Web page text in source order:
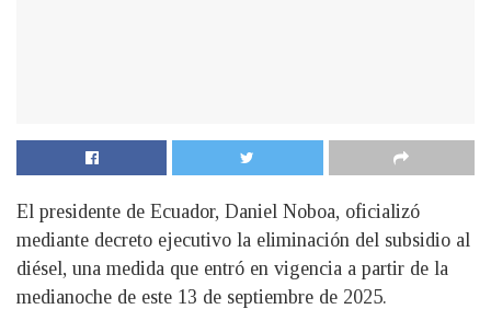
El presidente de Ecuador, Daniel Noboa, oficializó
mediante decreto ejecutivo la eliminación del subsidio al
diésel, una medida que entró en vigencia a partir de la
medianoche de este 13 de septiembre de 2025.